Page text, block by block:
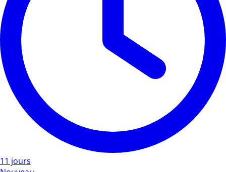
11 jours